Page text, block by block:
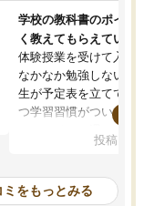
学校の教科書のポイント
く教えてもらえている
体験授業を受けて入塾し
なかなか勉強しない息子
生が予定表を立ててくれ
つ学習習慣がついてきま
指導が無い日も予定表
問できるのでとても助か
投稿日：
をもっとみる